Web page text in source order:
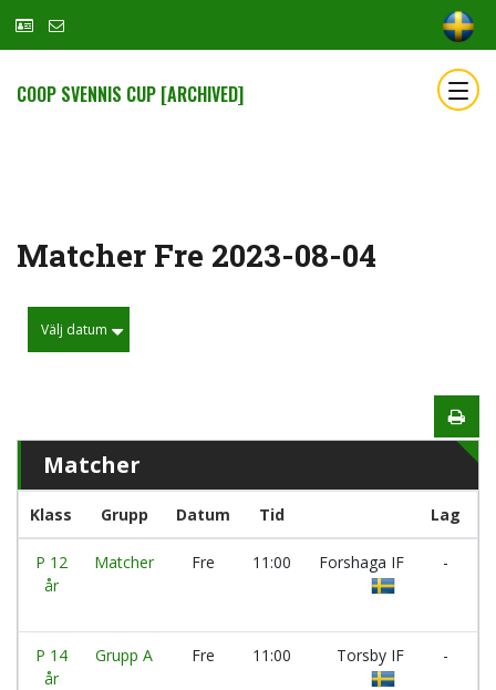
COOP SVENNIS CUP [ARCHIVED]
Matcher Fre 2023-08-04
Välj datum
Matcher
Klass Grupp Datum Tid Lag
P 12
år
Matcher Fre 11:00 Forshaga IF -
P 14
år
Grupp A Fre 11:00 Torsby IF -